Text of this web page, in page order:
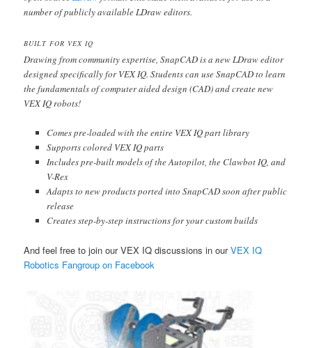
number of publicly available LDraw editors.
BUILT FOR VEX IQ
Drawing from community expertise, SnapCAD is a new LDraw editor
designed specifically for VEX IQ. Students can use SnapCAD to learn
the fundamentals of computer aided design (CAD) and create new
VEX IQ robots!
Comes pre-loaded with the entire VEX IQ part library
Supports colored VEX IQ parts
Includes pre-built models of the Autopilot, the Clawbot IQ, and
V-Rex
Adapts to new products ported into SnapCAD soon after public
release
Creates step-by-step instructions for your custom builds
And feel free to join our VEX IQ discussions in ourVEX IQ
Robotics Fangroup on Facebook